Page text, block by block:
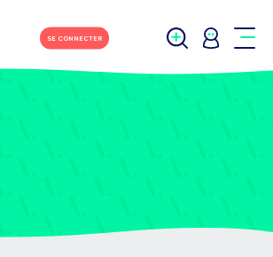
SE CONNECTER